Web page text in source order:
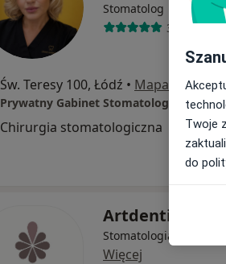
Stomatolog
352 opinie
Św. Teresy 100, Łódź • Mapa
Prywatny Gabinet Stomatologiczny
Chirurgia stomatologiczna
Artdentis
Stomatologia,
Więcej
Twoje
do